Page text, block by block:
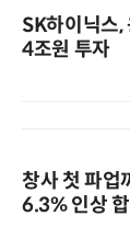
SK하이닉스
4조원 투자
창사 첫 파
6.3% 인상 합